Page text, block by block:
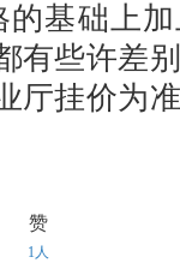
的基础上
有些许差
厅挂价为
赞
1人